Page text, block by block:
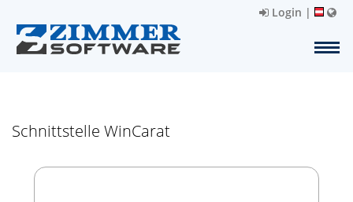
Login |
Schnittstelle WinCarat